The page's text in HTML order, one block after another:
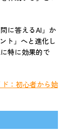
に答えるAI」か
ト」へと進化し
特に効果的で
：初心者から始